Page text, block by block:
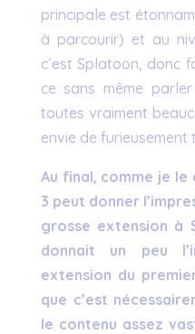
principale est
à parcourir) et au
c’est Splatoon, donc
ce sans même
toutes vraiment
envie de furieusement
Au final, comme je
3 peut donner
grosse extension à
donnait un peu
extension du
que c’est
le contenu assez